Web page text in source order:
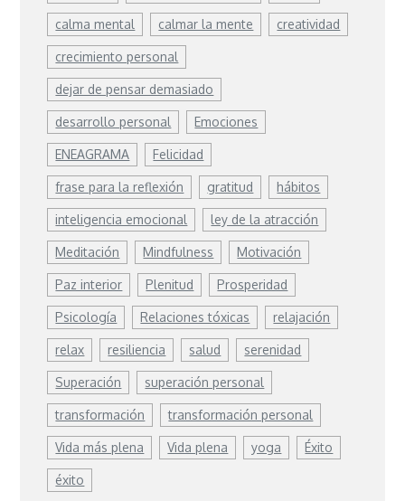
calma mental calmar la mente creatividad
crecimiento personal
dejar de pensar demasiado
desarrollo personal Emociones
ENEAGRAMA Felicidad
frase para la reflexión gratitud hábitos
inteligencia emocional ley de la atracción
Meditación Mindfulness Motivación
Paz interior Plenitud Prosperidad
Psicología Relaciones tóxicas relajación
relax resiliencia salud serenidad
Superación superación personal
transformación transformación personal
Vida más plena Vida plena yoga Éxito
éxito